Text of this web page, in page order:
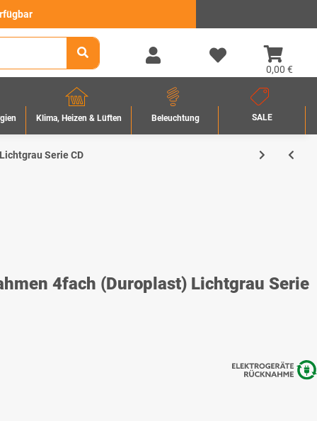
0,00 €
Klima, Heizen & Lüften Beleuchtung SALE
Serie CD
4fach (Duroplast) Lichtgrau Serie